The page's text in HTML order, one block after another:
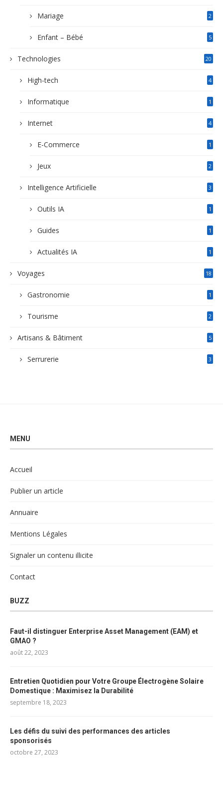
Mariage 2
Enfant – Bébé 5
Technologies 20
High-tech 4
Informatique 1
Internet 4
E-Commerce 1
Jeux 2
Intelligence Artificielle 3
Outils IA 1
Guides 1
Actualités IA 1
Voyages 18
Gastronomie 1
Tourisme 2
Artisans & Bâtiment 5
Serrurerie 3
MENU
Accueil
Publier un article
Annuaire
Mentions Légales
Signaler un contenu illicite
Contact
BUZZ
Faut-il distinguer Enterprise Asset Management (EAM) et
GMAO ?
août 22, 2023
Entretien Quotidien pour Votre Groupe Électrogène Solaire
Domestique : Maximisez la Durabilité
septembre 18, 2023
Les défis du suivi des performances des articles
sponsorisés
octobre 27, 2023